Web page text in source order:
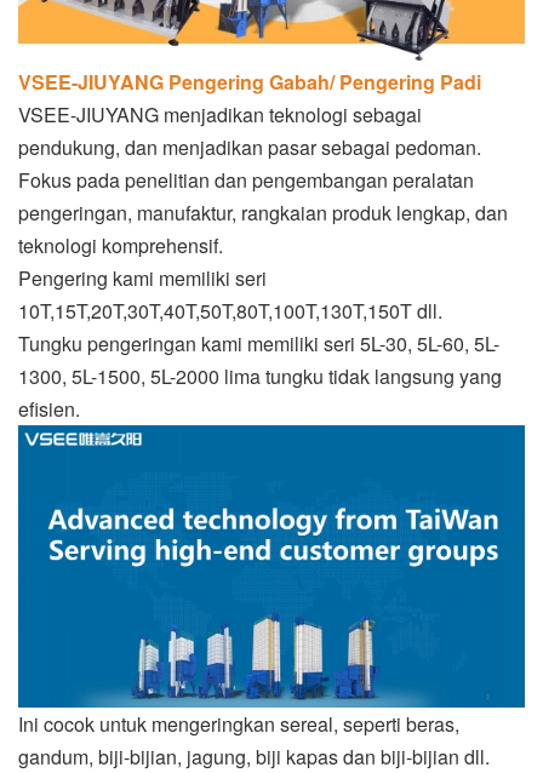
VSEE-JIUYANG Pengering Gabah/ Pengering Padi
VSEE-JIUYANG menjadikan teknologi sebagai
pendukung, dan menjadikan pasar sebagai pedoman.
Fokus pada penelitian dan pengembangan peralatan
pengeringan, manufaktur, rangkaian produk lengkap, dan
teknologi komprehensif.
Pengering kami memiliki seri
10T,15T,20T,30T,40T,50T,80T,100T,130T,150T dll.
Tungku pengeringan kami memiliki seri 5L-30, 5L-60, 5L-
1300, 5L-1500, 5L-2000 lima tungku tidak langsung yang
efisien.
Ini cocok untuk mengeringkan sereal, seperti beras,
gandum, biji-bijian, jagung, biji kapas dan biji-bijian dll.